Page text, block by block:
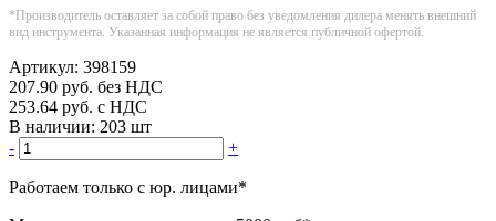
*Производитель оставляет за собой право без уведомления дилера менять внешний
вид инструмента. Указанная информация не является публичной офертой.
Артикул: 398159
207.90 руб. без НДС
253.64 руб. с НДС
В наличии: 203 шт
-
+
Работаем только с юр. лицами*